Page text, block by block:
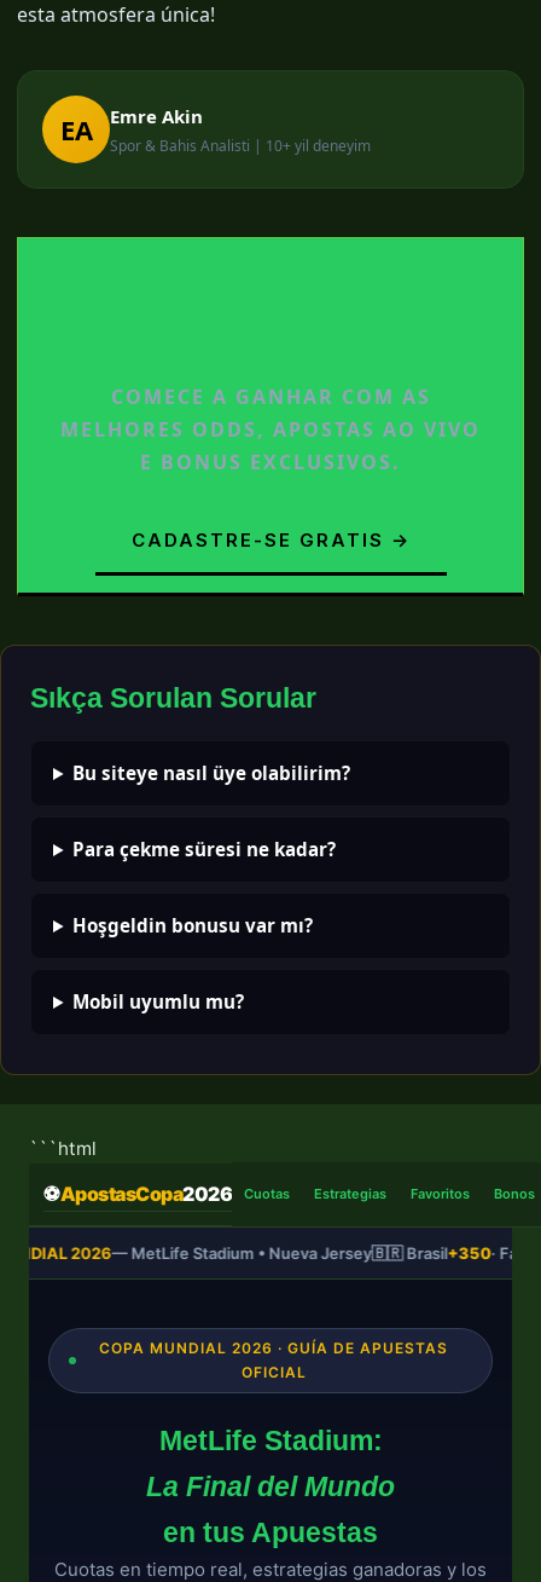
esta atmosfera única!
EA Emre Akin
Spor & Bahis Analisti | 10+ yil deneyim
COMECE A GANHAR COM AS
MELHORES ODDS, APOSTAS AO VIVO
E BONUS EXCLUSIVOS.
CADASTRE-SE GRATIS →
Sıkça Sorulan Sorular
Bu siteye nasıl üye olabilirim?
Para çekme süresi ne kadar?
Hoşgeldin bonusu var mı?
Mobil uyumlu mu?
```html
⚽ApostasCopa2026 Cuotas Estrategias Favoritos Bonos
2026— MetLife Stadium • Nueva Jersey🇧🇷 Brasil+350·
COPA MUNDIAL 2026 · GUÍA DE APUESTAS
OFICIAL
MetLife Stadium:
La Final del Mundo
en tus Apuestas
Cuotas en tiempo real, estrategias ganadoras y los